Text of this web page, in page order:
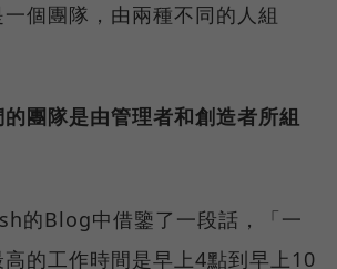
個團隊，由兩種不同的人組
團隊是由管理者和創造者所組
的Blog中借鑒了一段話，「一
的工作時間是早上4點到早上10